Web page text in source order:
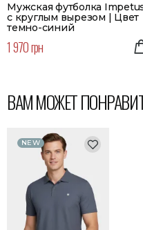
Мужская футболка
с круглым вырезом | Цвет
темно-синий
1 970 грн
ВАМ МОЖЕТ
NEW